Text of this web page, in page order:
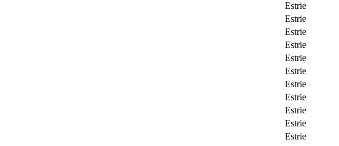
Estrie
Estrie
Estrie
Estrie
Estrie
Estrie
Estrie
Estrie
Estrie
Estrie
Estrie